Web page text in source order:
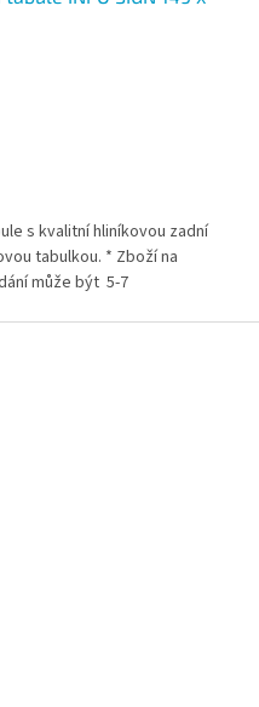
s kvalitní hliníkovou zadní
tabulkou. * Zboží na
může být 5-7